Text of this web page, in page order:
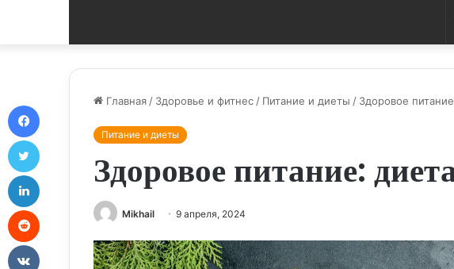
Главная / Здоровье и фитнес / Питание и диеты / Здоровое
Питание и диеты
Здоровое питание:
Mikhail 9 апреля, 2024